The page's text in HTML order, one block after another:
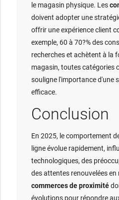
le magasin physique. Les
doivent adopter une
offrir une expérience client
exemple, 60 à 70?% des
recherches et achètent à la
magasin, toutes catégories
souligne l'importance d'une
efficace.
Conclusion
En 2025, le comportement
ligne évolue rapidement,
technologiques, des
des attentes renouvelées en
commerces de proximité
évolutions pour répondre